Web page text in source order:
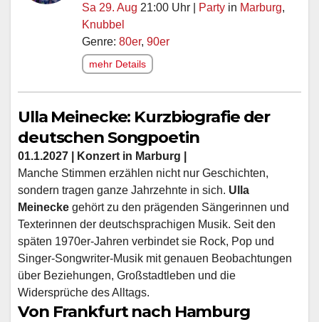
Sa 29. Aug 21:00 Uhr | Party in Marburg,
Knubbel
Genre: 80er, 90er
mehr Details
Ulla Meinecke: Kurzbiografie der
deutschen Songpoetin
01.1.2027 | Konzert in Marburg |
Manche Stimmen erzählen nicht nur Geschichten,
sondern tragen ganze Jahrzehnte in sich. Ulla
Meinecke gehört zu den prägenden Sängerinnen und
Texterinnen der deutschsprachigen Musik. Seit den
späten 1970er-Jahren verbindet sie Rock, Pop und
Singer-Songwriter-Musik mit genauen Beobachtungen
über Beziehungen, Großstadtleben und die
Widersprüche des Alltags.
Von Frankfurt nach Hamburg